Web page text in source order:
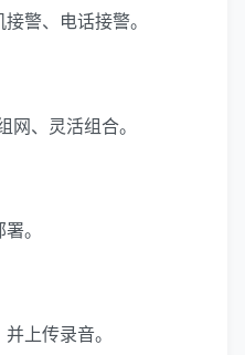
警、电话接警。
网、灵活组合。
。
上传录音。